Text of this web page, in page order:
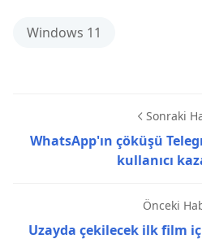
Windows 11
Sonraki
WhatsApp'ın çöküşü
kullanıcı
Önceki
Uzayda çekilecek ilk film